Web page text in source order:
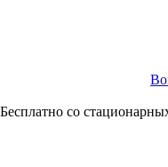
Бесплатно со